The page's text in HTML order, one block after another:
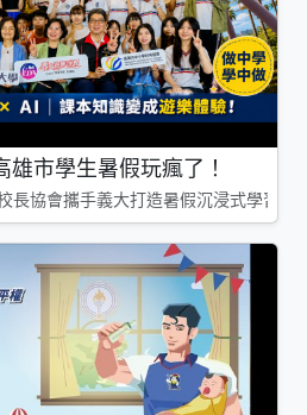
市學生暑假玩瘋了！
長協會攜手義大打造暑假沉浸式學習基